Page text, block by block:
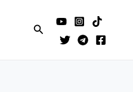
Pesquisar